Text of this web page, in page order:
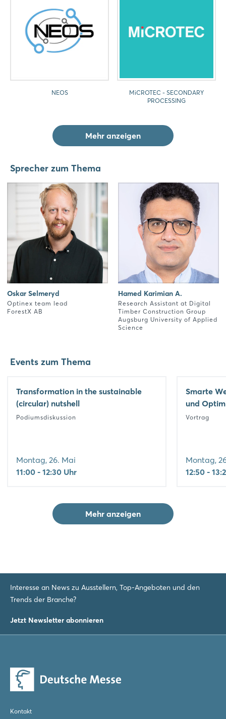
NEOS
MiCROTEC - SECONDARY
PROCESSING
Mehr anzeigen
Sprecher zum Thema
Oskar Selmeryd
Optinex team lead
ForestX AB
Hamed Karimian A.
Research Assistant at Digital
Timber Construction Group
Augsburg University of Applied
Science
Events zum Thema
Transformation in the sustainable
(circular) nutshell
Podiumsdiskussion
Montag, 26. Mai
11:00 - 12:30 Uhr
Smarte
und
Vortrag
Montag,
12:50 -
Mehr anzeigen
Interesse an News zu Ausstellern, Top-Angeboten und den
Trends der Branche?
Jetzt Newsletter abonnieren
Kontakt